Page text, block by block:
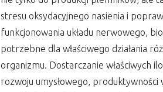
stresu oksydacyjnego nasienia i
funkcjonowania układu nerwowego,
potrzebne dla właściwego działania
organizmu. Dostarczanie właściwych
rozwoju umysłowego,